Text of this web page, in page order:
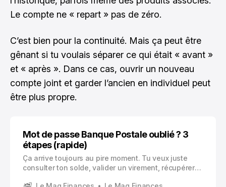
Le compte ne « repart » pas de zéro.
C’est bien pour la continuité. Mais ça peut être
gênant si tu voulais séparer ce qui était « avant »
et « après ». Dans ce cas, ouvrir un nouveau
compte joint et garder l’ancien en individuel peut
être plus propre.
Mot de passe Banque Postale oublié ? 3
étapes (rapide)
Ça arrive toujours au pire moment. Tu veux juste
consulter ton solde, valider un virement, récupérer